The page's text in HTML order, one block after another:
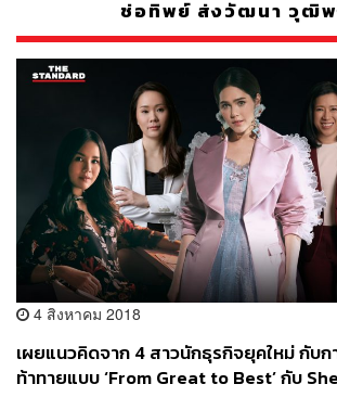
ช่อทิพย์ ส่งวัฒนา วุฒิ
4 สิงหาคม 2018
เผยแนวคิดจาก 4 สาวนักธุรกิจยุคใหม่ กับก
ท้าทายแบบ ‘From Great to Best’ กับ